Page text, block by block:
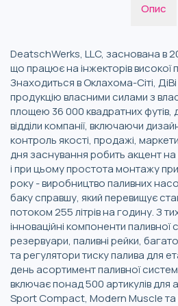
Опис
DeatschWerks, LLC, заснована в
що працює на інжекторів високої
Знаходиться в Оклахома-Сіті,
продукцію власними силами з
площею 36 000 квадратних футів,
відділи компанії, включаючи
контроль якості, продажі,
дня заснування робить акцент на
і при цьому простота монтажу
року - виробництво паливних
баку справшу, який перевищує
потоком 255 літрів на годину. З
інноваційні компоненти паливної
резервуари, паливні рейки,
та регулятори тиску палива для
день асортимент паливної
включає понад 500 артикулів для
Sport Compact, Modern Muscle та